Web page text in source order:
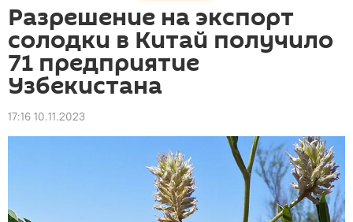
Разрешение на экспорт
солодки в Китай получило
71 предприятие
Узбекистана
17:16 10.11.2023